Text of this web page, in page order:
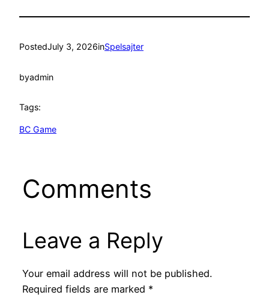
PostedJuly 3, 2026inSpelsajter
byadmin
Tags:
BC Game
Comments
Leave a Reply
Your email address will not be published.
Required fields are marked *